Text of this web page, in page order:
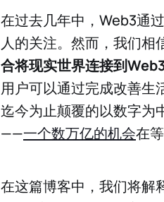
在过去几年中，Web3通
人的关注。然而，我们相
合将现实世界连接到
用户可以通过完成改善生
迄今为止颠覆的以数字为
——一个数万亿的机会在
在这篇博客中，我们将